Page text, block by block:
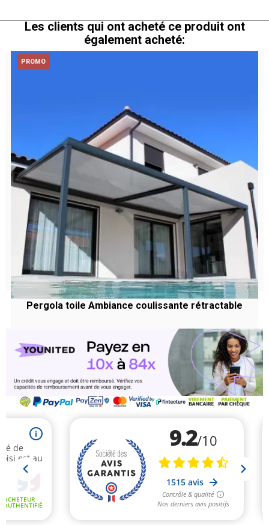
Les clients qui ont acheté ce produit ont
également acheté:
PROMO
Pergola toile Ambiance coulissante rétractable
habituel
Prix
2 003,16 €